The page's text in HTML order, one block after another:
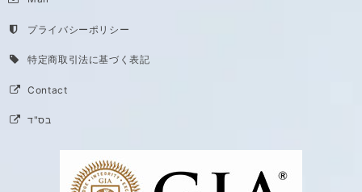
プライバシーポリシー
特定商取引法に基づく表記
Contact
בס"ד